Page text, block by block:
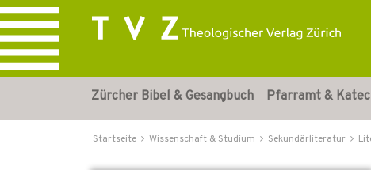
Zürcher Bibel & Gesangbuch Pfarramt &
Startseite Wissenschaft & Studium Sekundärliteratur